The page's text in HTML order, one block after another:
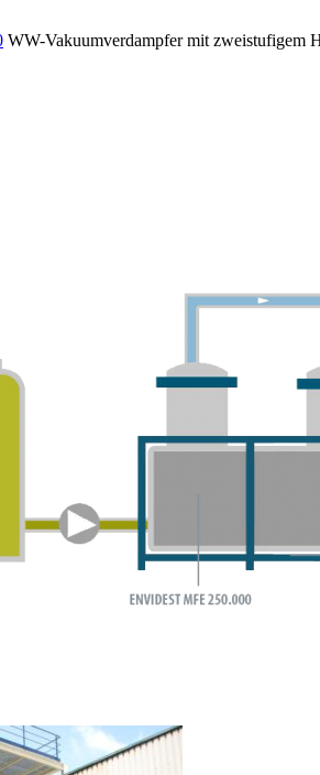
WW-Vakuumverdampfer mit zweistufigem